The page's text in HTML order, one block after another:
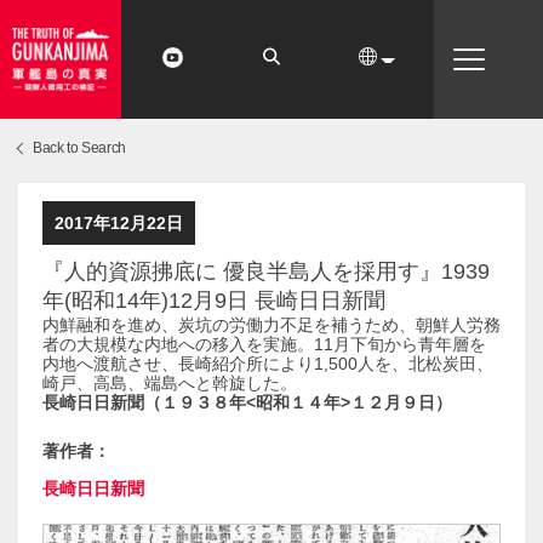
Back to Search
2017年12月22日
『人的資源拂底に 優良半島人を採用す』1939
年(昭和14年)12月9日 長崎日日新聞
内鮮融和を進め、炭坑の労働力不足を補うため、朝鮮人労務
者の大規模な内地への移入を実施。11月下旬から青年層を
内地へ渡航させ、長崎紹介所により1,500人を、北松炭田、
崎戸、高島、端島へと斡旋した。
長崎日日新聞（１９３８年<昭和１４年>１２月９日）
著作者：
長崎日日新聞